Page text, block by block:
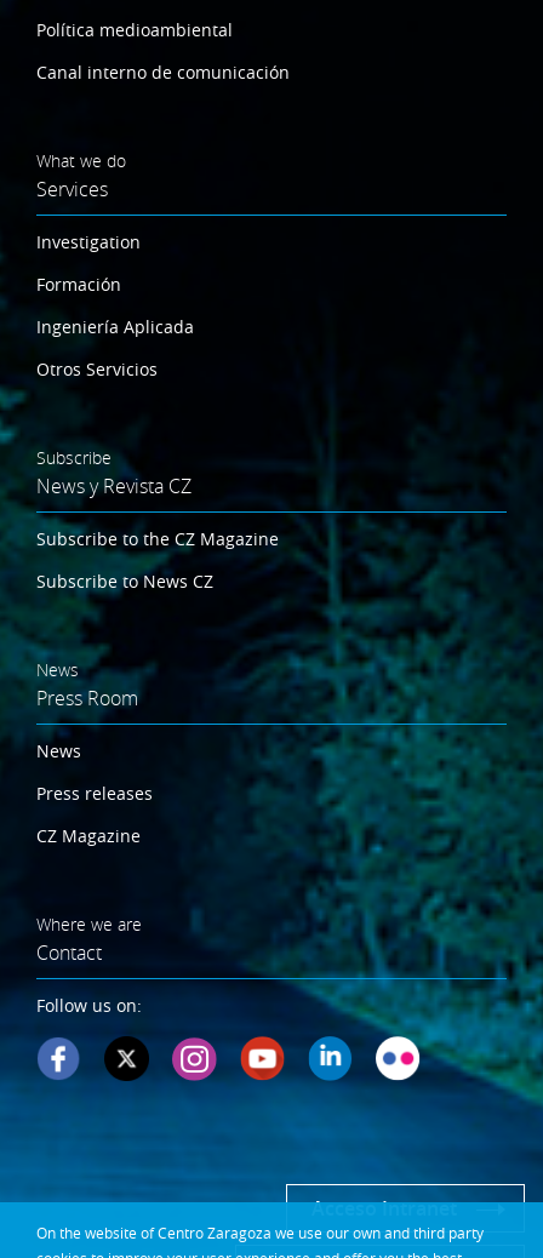
On the website of Centro Zaragoza we use our own and third party
Política medioambiental
Canal interno de comunicación
What we do
Services
Investigation
Formación
Ingeniería Aplicada
Otros Servicios
Subscribe
News y Revista CZ
Subscribe to the CZ Magazine
Subscribe to News CZ
News
Press Room
News
Press releases
CZ Magazine
Where we are
Contact
Follow us on:
Acceso Intranet